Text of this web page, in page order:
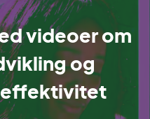
videoer om
og